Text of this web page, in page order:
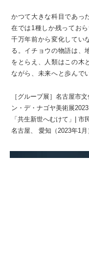
かつて大きな科目であっ
在では1種しか残ってお
千万年前から変化してい
る。イチョウの物語は、
をとらえ、人類はこの木
ながら、未来へと歩んで
［グループ展］名古屋市
ン・デ・ナゴヤ美術展2023
「共生新世へむけて」| 市
名古屋、 愛知（2023年1月